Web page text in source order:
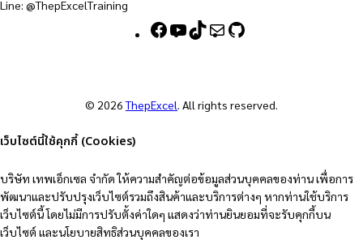
Line: @ThepExcelTraining
F
Y
u
T
o
M
© 2026ThepExcel. All rights reserved.
เว็บไซต์นี้ใช้คุกกี้ (Cookies)
บริษัท เทพเอ็กเซล จำกัด ให้ความสำคัญต่อข้อมูลส่วนบุคคลของท่าน เพื่อการ
พัฒนาและปรับปรุงเว็บไซต์รวมถึงสินค้าและบริการต่างๆ หากท่านใช้บริการ
เว็บไซต์นี้ โดยไม่มีการปรับตั้งค่าใดๆ แสดงว่าท่านยินยอมที่จะรับคุกกี้บน
เว็บไซต์ และนโยบายสิทธิส่วนบุคคลของเรา